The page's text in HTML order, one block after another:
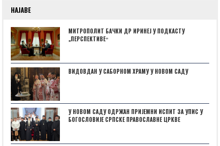
НАЈАВЕ
МИТРОПОЛИТ БАЧКИ ДР ИРИНЕЈ У ПОДКАСТУ
„ПЕРСПЕКТИВЕˮ
ВИДОВДАН У САБОРНОМ ХРАМУ У НОВОМ САДУ
У НОВОМ САДУ ОДРЖАН ПРИЈЕМНИ ИСПИТ ЗА УПИС У
БОГОСЛОВИЈЕ СРПСКЕ ПРАВОСЛАВНЕ ЦРКВЕ